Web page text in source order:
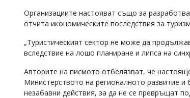
Организациите настояват също за
отчита икономическите последствия за
„Туристическият сектор не може да
вследствие на лошо планиране и липса на
Авторите на писмото отбелязват, че
Министерството на регионалното развитие и
незабавни действия, за да не се превръщат